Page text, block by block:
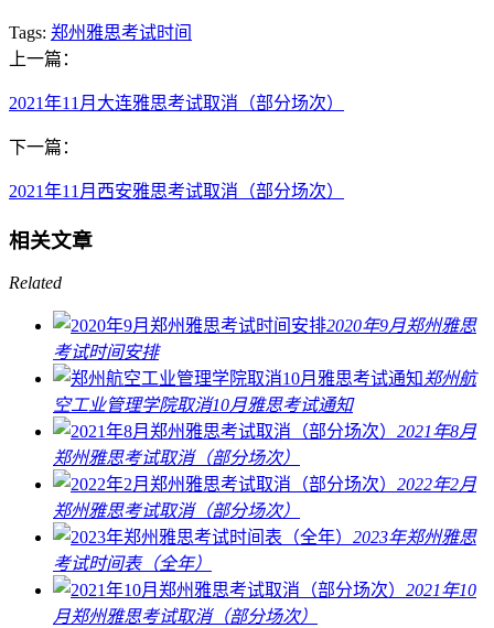
Tags: 郑州雅思考试时间
上一篇：
2021年11月大连雅思考试取消（部分场次）
下一篇：
2021年11月西安雅思考试取消（部分场次）
相关文章
Related
2020年9月郑州雅思
考试时间安排
郑州航
空工业管理学院取消10月雅思考试通知
2021年8月
郑州雅思考试取消（部分场次）
2022年2月
郑州雅思考试取消（部分场次）
2023年郑州雅思
考试时间表（全年）
2021年10
月郑州雅思考试取消（部分场次）